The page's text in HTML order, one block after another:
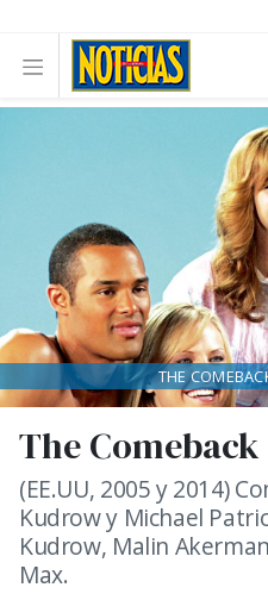
The Comeback
(EE.UU, 2005 y 2014)
Kudrow y Michael
Kudrow, Malin
Max.
THE